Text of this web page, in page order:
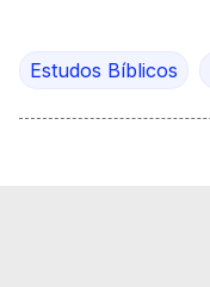
Estudos Bíblicos